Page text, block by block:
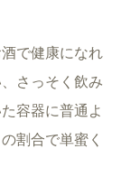
で健康になれ
さっそく飲み
容器に普通よ
割合で単蜜く